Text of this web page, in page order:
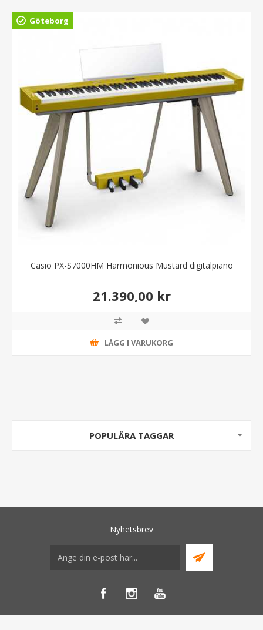
Göteborg
Casio PX-S7000HM Harmonious Mustard digitalpiano
21.390,00 kr
LÄGG I VARUKORG
POPULÄRA TAGGAR
Nyhetsbrev